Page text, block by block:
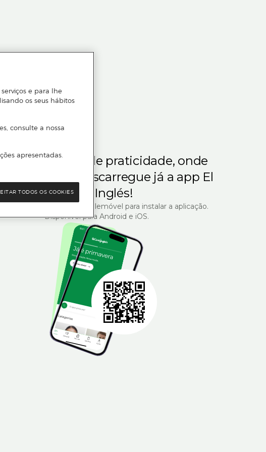
quem gosta de praticidade, onde
Descarregue já a app El
Corte Inglés!
o código QR com o seu telemóvel para instalar a aplicação.
Disponível para Android e iOS.
e para lhe
os seus hábitos
consulte a nossa
apresentadas.
TODOS OS COOKIES